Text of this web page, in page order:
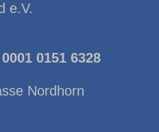
e.V.
0151 6328
Nordhorn